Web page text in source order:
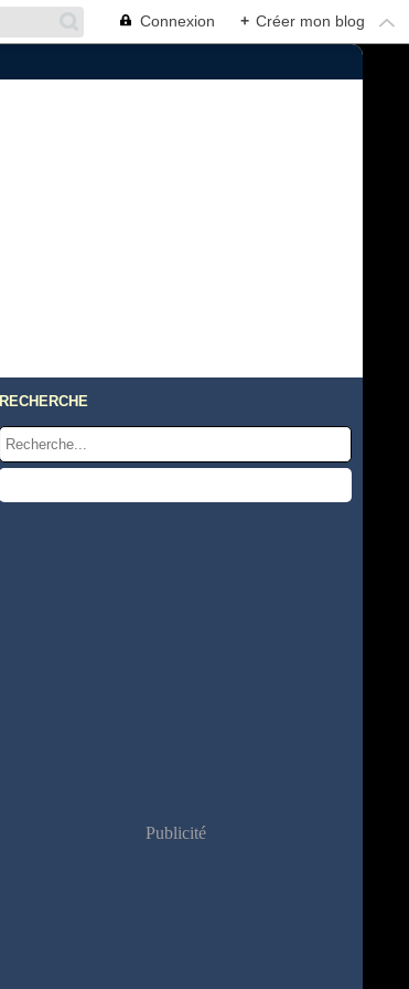
Connexion + Créer mon blog
RECHERCHE
Publicité